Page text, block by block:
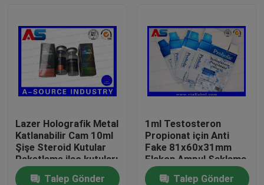
Lazer Holografik Metal
Katlanabilir Cam 10ml
Şişe Steroid Kutular
Paketleme ilaç kutuları
etiket
Talep Gönder
1ml Testosteron
Propionat için Anti
Fake 81x60x31mm
Flakon Ampul Saklama
Kutusu
Talep Gönder